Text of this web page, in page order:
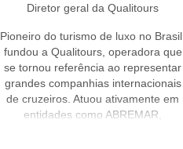
Diretor geral da Qualitours
Pioneiro do turismo de luxo no Brasil,
fundou a Qualitours, operadora que
se tornou referência ao representar
grandes companhias internacionais
de cruzeiros. Atuou ativamente em
entidades como ABREMAR,